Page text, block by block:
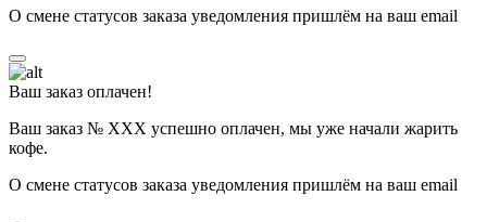
О смене статусов заказа уведомления пришлём на ваш email
Ваш заказ оплачен!
Ваш заказ № ХХХ успешно оплачен, мы уже начали жарить
кофе.
О смене статусов заказа уведомления пришлём на ваш email